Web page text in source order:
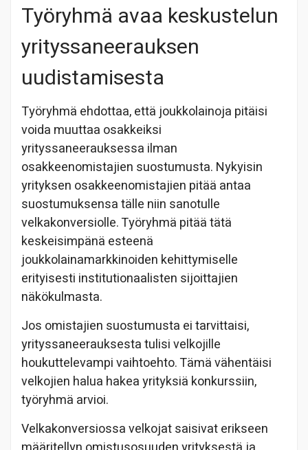
Työryhmä avaa keskustelun
yrityssaneerauksen
uudistamisesta
Työryhmä ehdottaa, että joukkolainoja pitäisi
voida muuttaa osakkeiksi
yrityssaneerauksessa ilman
osakkeenomistajien suostumusta. Nykyisin
yrityksen osakkeenomistajien pitää antaa
suostumuksensa tälle niin sanotulle
velkakonversiolle. Työryhmä pitää tätä
keskeisimpänä esteenä
joukkolainamarkkinoiden kehittymiselle
erityisesti institutionaalisten sijoittajien
näkökulmasta.
Jos omistajien suostumusta ei tarvittaisi,
yrityssaneerauksesta tulisi velkojille
houkuttelevampi vaihtoehto. Tämä vähentäisi
velkojien halua hakea yrityksiä konkurssiin,
työryhmä arvioi.
Velkakonversiossa velkojat saisivat erikseen